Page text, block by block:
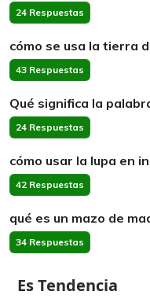
24 Respuestas
cómo se usa la tierra
43 Respuestas
Qué significa la
24 Respuestas
cómo usar la lupa en
42 Respuestas
qué es un mazo de
34 Respuestas
Es Tendencia